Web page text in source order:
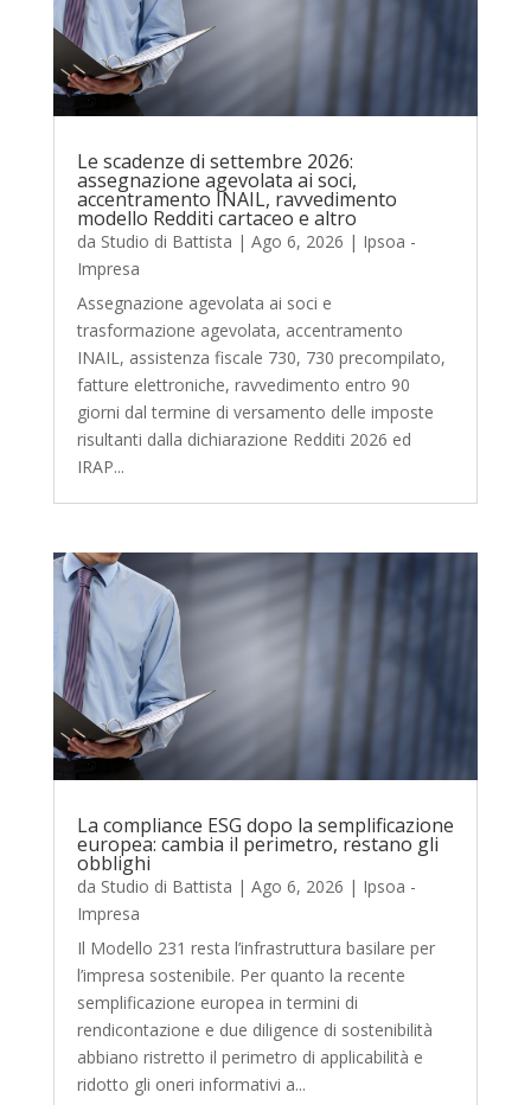
Le scadenze di settembre 2026:
assegnazione agevolata ai soci,
accentramento INAIL, ravvedimento
modello Redditi cartaceo e altro
da Studio di Battista | Ago 6, 2026 | Ipsoa -
Impresa
Assegnazione agevolata ai soci e
trasformazione agevolata, accentramento
INAIL, assistenza fiscale 730, 730 precompilato,
fatture elettroniche, ravvedimento entro 90
giorni dal termine di versamento delle imposte
risultanti dalla dichiarazione Redditi 2026 ed
IRAP...
La compliance ESG dopo la semplificazione
europea: cambia il perimetro, restano gli
obblighi
da Studio di Battista | Ago 6, 2026 | Ipsoa -
Impresa
Il Modello 231 resta l’infrastruttura basilare per
l’impresa sostenibile. Per quanto la recente
semplificazione europea in termini di
rendicontazione e due diligence di sostenibilità
abbiano ristretto il perimetro di applicabilità e
ridotto gli oneri informativi a...